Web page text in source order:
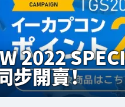
2022
步開賣！